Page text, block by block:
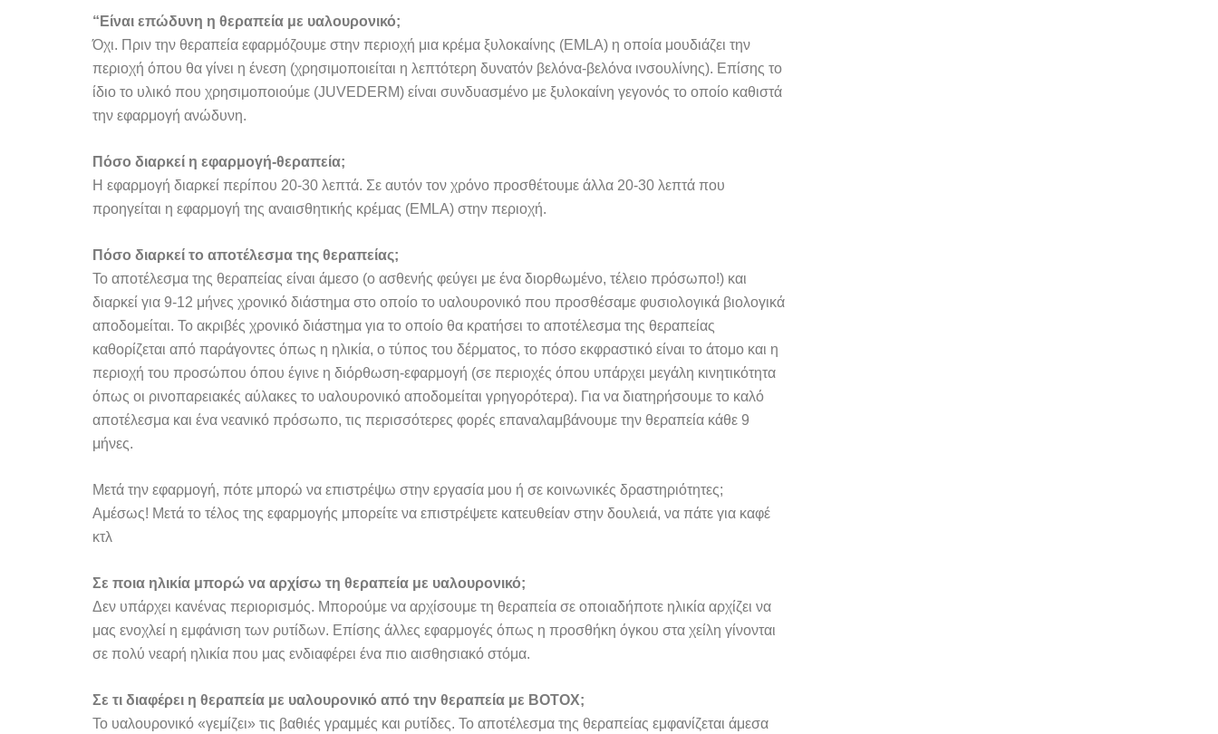
“Είναι επώδυνη η θεραπεία με υαλουρονικό;
Όχι. Πριν την θεραπεία εφαρμόζουμε στην περιοχή μια κρέμα ξυλοκαίνης (EMLA) η οποία μουδιάζει την
περιοχή όπου θα γίνει η ένεση (χρησιμοποιείται η λεπτότερη δυνατόν βελόνα-βελόνα ινσουλίνης). Επίσης το
ίδιο το υλικό που χρησιμοποιούμε (JUVEDERM) είναι συνδυασμένο με ξυλοκαίνη γεγονός το οποίο καθιστά
την εφαρμογή ανώδυνη.
Πόσο διαρκεί η εφαρμογή-θεραπεία;
Η εφαρμογή διαρκεί περίπου 20-30 λεπτά. Σε αυτόν τον χρόνο προσθέτουμε άλλα 20-30 λεπτά που
προηγείται η εφαρμογή της αναισθητικής κρέμας (EMLA) στην περιοχή.
Πόσο διαρκεί το αποτέλεσμα της θεραπείας;
Το αποτέλεσμα της θεραπείας είναι άμεσο (ο ασθενής φεύγει με ένα διορθωμένο, τέλειο πρόσωπο!) και
διαρκεί για 9-12 μήνες χρονικό διάστημα στο οποίο το υαλουρονικό που προσθέσαμε φυσιολογικά βιολογικά
αποδομείται. Το ακριβές χρονικό διάστημα για το οποίο θα κρατήσει το αποτέλεσμα της θεραπείας
καθορίζεται από παράγοντες όπως η ηλικία, ο τύπος του δέρματος, το πόσο εκφραστικό είναι το άτομο και η
περιοχή του προσώπου όπου έγινε η διόρθωση-εφαρμογή (σε περιοχές όπου υπάρχει μεγάλη κινητικότητα
όπως οι ρινοπαρειακές αύλακες το υαλουρονικό αποδομείται γρηγορότερα). Για να διατηρήσουμε το καλό
αποτέλεσμα και ένα νεανικό πρόσωπο, τις περισσότερες φορές επαναλαμβάνουμε την θεραπεία κάθε 9
μήνες.
Μετά την εφαρμογή, πότε μπορώ να επιστρέψω στην εργασία μου ή σε κοινωνικές δραστηριότητες;
Αμέσως! Μετά το τέλος της εφαρμογής μπορείτε να επιστρέψετε κατευθείαν στην δουλειά, να πάτε για καφέ
κτλ
Σε ποια ηλικία μπορώ να αρχίσω τη θεραπεία με υαλουρονικό;
Δεν υπάρχει κανένας περιορισμός. Μπορούμε να αρχίσουμε τη θεραπεία σε οποιαδήποτε ηλικία αρχίζει να
μας ενοχλεί η εμφάνιση των ρυτίδων. Επίσης άλλες εφαρμογές όπως η προσθήκη όγκου στα χείλη γίνονται
σε πολύ νεαρή ηλικία που μας ενδιαφέρει ένα πιο αισθησιακό στόμα.
Σε τι διαφέρει η θεραπεία με υαλουρονικό από την θεραπεία με BOTOX;
Το υαλουρονικό «γεμίζει» τις βαθιές γραμμές και ρυτίδες. Το αποτέλεσμα της θεραπείας εμφανίζεται άμεσα